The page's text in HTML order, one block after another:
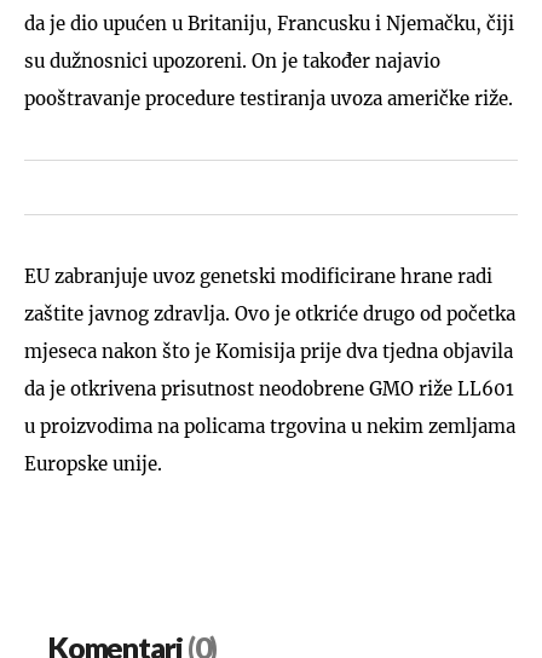
da je dio upućen u Britaniju, Francusku i Njemačku, čiji
su dužnosnici upozoreni. On je također najavio
pooštravanje procedure testiranja uvoza američke riže.
EU zabranjuje uvoz genetski modificirane hrane radi
zaštite javnog zdravlja. Ovo je otkriće drugo od početka
mjeseca nakon što je Komisija prije dva tjedna objavila
da je otkrivena prisutnost neodobrene GMO riže LL601
u proizvodima na policama trgovina u nekim zemljama
Europske unije.
Komentari(0)